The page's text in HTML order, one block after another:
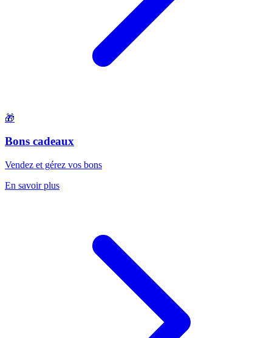
🎁
Bons cadeaux
Vendez et gérez vos bons
En savoir plus